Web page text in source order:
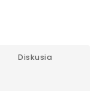
Diskusia